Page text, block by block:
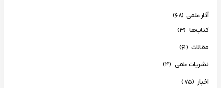
آثار علمی (68)
کتاب‌ها (3)
مقالات (61)
نشریات علمی (4)
اخبار (175)